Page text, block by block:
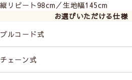
縦リピート98cm／生地幅145cm
お選びいただける仕様
プルコード式
チェーン式